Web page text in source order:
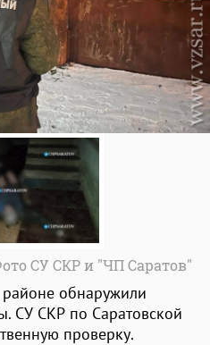
СУ СКР и "ЧП Саратов"
обнаружили
СУ СКР по Саратовской
проверку.